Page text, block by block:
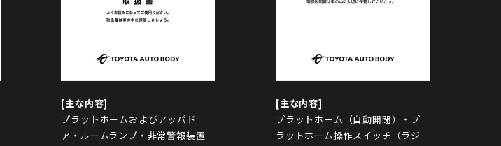
プラットホームおよびアッパド
ア・ルームランプ・非常警報装置
プラットホーム（自動開閉）・プ
ラットホーム操作スイッチ（ラジ